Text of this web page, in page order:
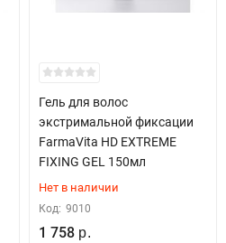
Гель для волос
экстримальной фиксации
FarmaVita HD EXTREME
FIXING GEL 150мл
Нет в наличии
Код: 9010
1 758 р.